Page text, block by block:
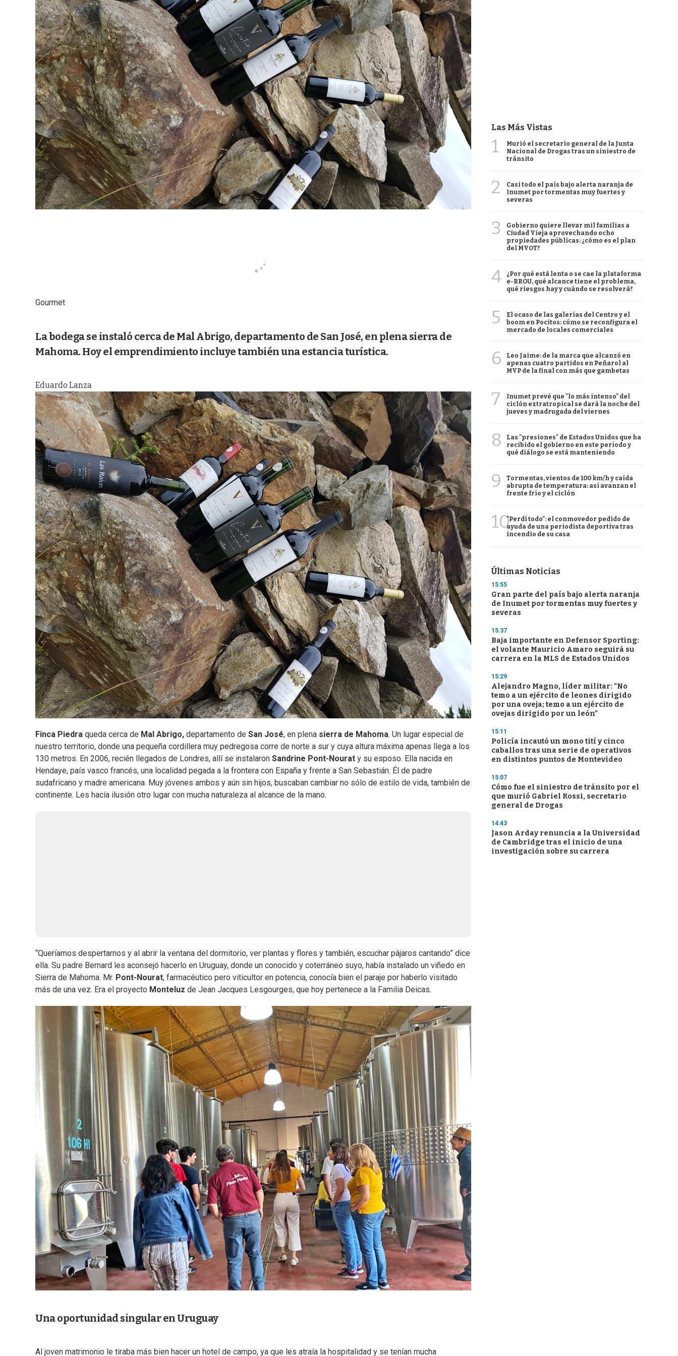
Gourmet
La bodega se instaló cerca de Mal Abrigo, departamento de San José, en plena sierra de
Mahoma. Hoy el emprendimiento incluye también una estancia turística.
Eduardo Lanza
Finca Piedra queda cerca de Mal Abrigo, departamento de San José, en plena sierra de Mahoma. Un lugar especial de
nuestro territorio, donde una pequeña cordillera muy pedregosa corre de norte a sur y cuya altura máxima apenas llega a los
130 metros. En 2006, recién llegados de Londres, allí se instalaron Sandrine Pont-Nourat y su esposo. Ella nacida en
Hendaye, país vasco francés, una localidad pegada a la frontera con España y frente a San Sebastián. Él de padre
sudafricano y madre americana. Muy jóvenes ambos y aún sin hijos, buscaban cambiar no sólo de estilo de vida, también de
continente. Les hacía ilusión otro lugar con mucha naturaleza al alcance de la mano.
“Queríamos despertarnos y al abrir la ventana del dormitorio, ver plantas y flores y también, escuchar pájaros cantando” dice
ella. Su padre Bernard les aconsejó hacerlo en Uruguay, donde un conocido y coterráneo suyo, había instalado un viñedo en
Sierra de Mahoma. Mr. Pont-Nourat, farmacéutico pero viticultor en potencia, conocía bien el paraje por haberlo visitado
más de una vez. Era el proyecto Monteluz de Jean Jacques Lesgourges, que hoy pertenece a la Familia Deicas.
Una oportunidad singular en Uruguay
Al joven matrimonio le tiraba más bien hacer un hotel de campo, ya que les atraía la hospitalidad y se tenían mucha
Las Más Vistas
1
Murió el secretario general de la Junta
Nacional de Drogas tras un siniestro de
tránsito
2
Casi todo el país bajo alerta naranja de
Inumet por tormentas muy fuertes y
severas
3
Gobierno quiere llevar mil familias a
Ciudad Vieja aprovechando ocho
propiedades públicas: ¿cómo es el plan
del MVOT?
4
¿Por qué está lenta o se cae la plataforma
e-BROU, qué alcance tiene el problema,
qué riesgos hay y cuándo se resolverá?
5
El ocaso de las galerías del Centro y el
boom en Pocitos: cómo se reconfigura el
mercado de locales comerciales
6
Leo Jaime: de la marca que alcanzó en
apenas cuatro partidos en Peñarol al
MVP de la final con más que gambetas
7
Inumet prevé que "lo más intenso" del
ciclón extratropical se dará la noche del
jueves y madrugada del viernes
8
Las "presiones" de Estados Unidos que ha
recibido el gobierno en este período y
qué diálogo se está manteniendo
9
Tormentas, vientos de 100 km/h y caída
abrupta de temperatura: así avanzan el
frente frío y el ciclón
10"Perdí todo": el conmovedor pedido de
ayuda de una periodista deportiva tras
incendio de su casa
Últimas Noticias
15:55
Gran parte del país bajo alerta naranja
de Inumet por tormentas muy fuertes y
severas
15:37
Baja importante en Defensor Sporting:
el volante Mauricio Amaro seguirá su
carrera en la MLS de Estados Unidos
15:29
Alejandro Magno, líder militar: "No
temo a un ejército de leones dirigido
por una oveja; temo a un ejército de
ovejas dirigido por un león"
15:11
Policía incautó un mono tití y cinco
caballos tras una serie de operativos
en distintos puntos de Montevideo
15:07
Cómo fue el siniestro de tránsito por el
que murió Gabriel Rossi, secretario
general de Drogas
14:43
Jason Arday renuncia a la Universidad
de Cambridge tras el inicio de una
investigación sobre su carrera